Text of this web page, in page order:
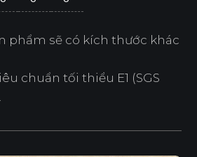
phẩm sẽ có kích thước khác
chuẩn tối thiểu E1 (SGS